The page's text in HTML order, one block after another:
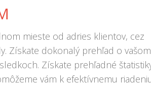
mieste od adries klientov, cez
Získate dokonalý prehľad o vašom
Získate prehľadné
vám k efektívnemu